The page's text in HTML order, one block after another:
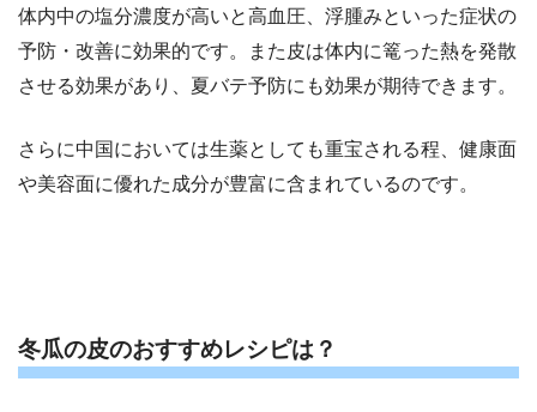
体内中の塩分濃度が高いと高血圧、浮腫みといった症状の
予防・改善に効果的です。また皮は体内に篭った熱を発散
させる効果があり、夏バテ予防にも効果が期待できます。
さらに中国においては生薬としても重宝される程、健康面
や美容面に優れた成分が豊富に含まれているのです。
冬瓜の皮のおすすめレシピは？